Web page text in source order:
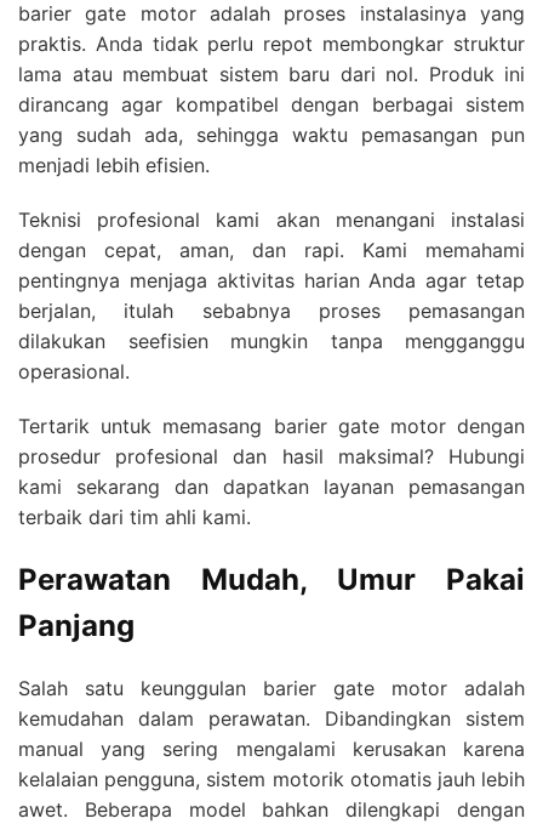
barier gate motor adalah proses instalasinya yang
praktis. Anda tidak perlu repot membongkar struktur
lama atau membuat sistem baru dari nol. Produk ini
dirancang agar kompatibel dengan berbagai sistem
yang sudah ada, sehingga waktu pemasangan pun
menjadi lebih efisien.
Teknisi profesional kami akan menangani instalasi
dengan cepat, aman, dan rapi. Kami memahami
pentingnya menjaga aktivitas harian Anda agar tetap
berjalan, itulah sebabnya proses pemasangan
dilakukan seefisien mungkin tanpa mengganggu
operasional.
Tertarik untuk memasang barier gate motor dengan
prosedur profesional dan hasil maksimal? Hubungi
kami sekarang dan dapatkan layanan pemasangan
terbaik dari tim ahli kami.
Perawatan Mudah, Umur Pakai
Panjang
Salah satu keunggulan barier gate motor adalah
kemudahan dalam perawatan. Dibandingkan sistem
manual yang sering mengalami kerusakan karena
kelalaian pengguna, sistem motorik otomatis jauh lebih
awet. Beberapa model bahkan dilengkapi dengan